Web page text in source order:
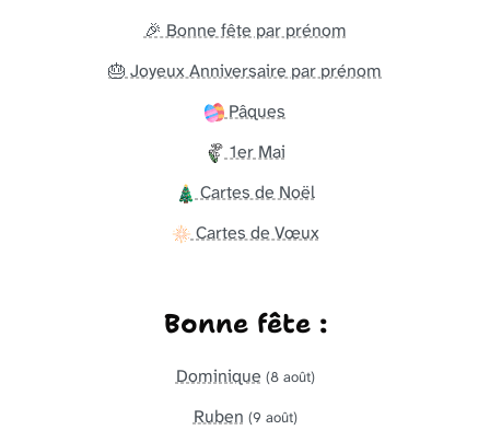
🎉 Bonne fête par prénom
🎂 Joyeux Anniversaire par prénom
Pâques
1er Mai
Cartes de Noël
Cartes de Vœux
Bonne fête :
Dominique (8 août)
Ruben (9 août)